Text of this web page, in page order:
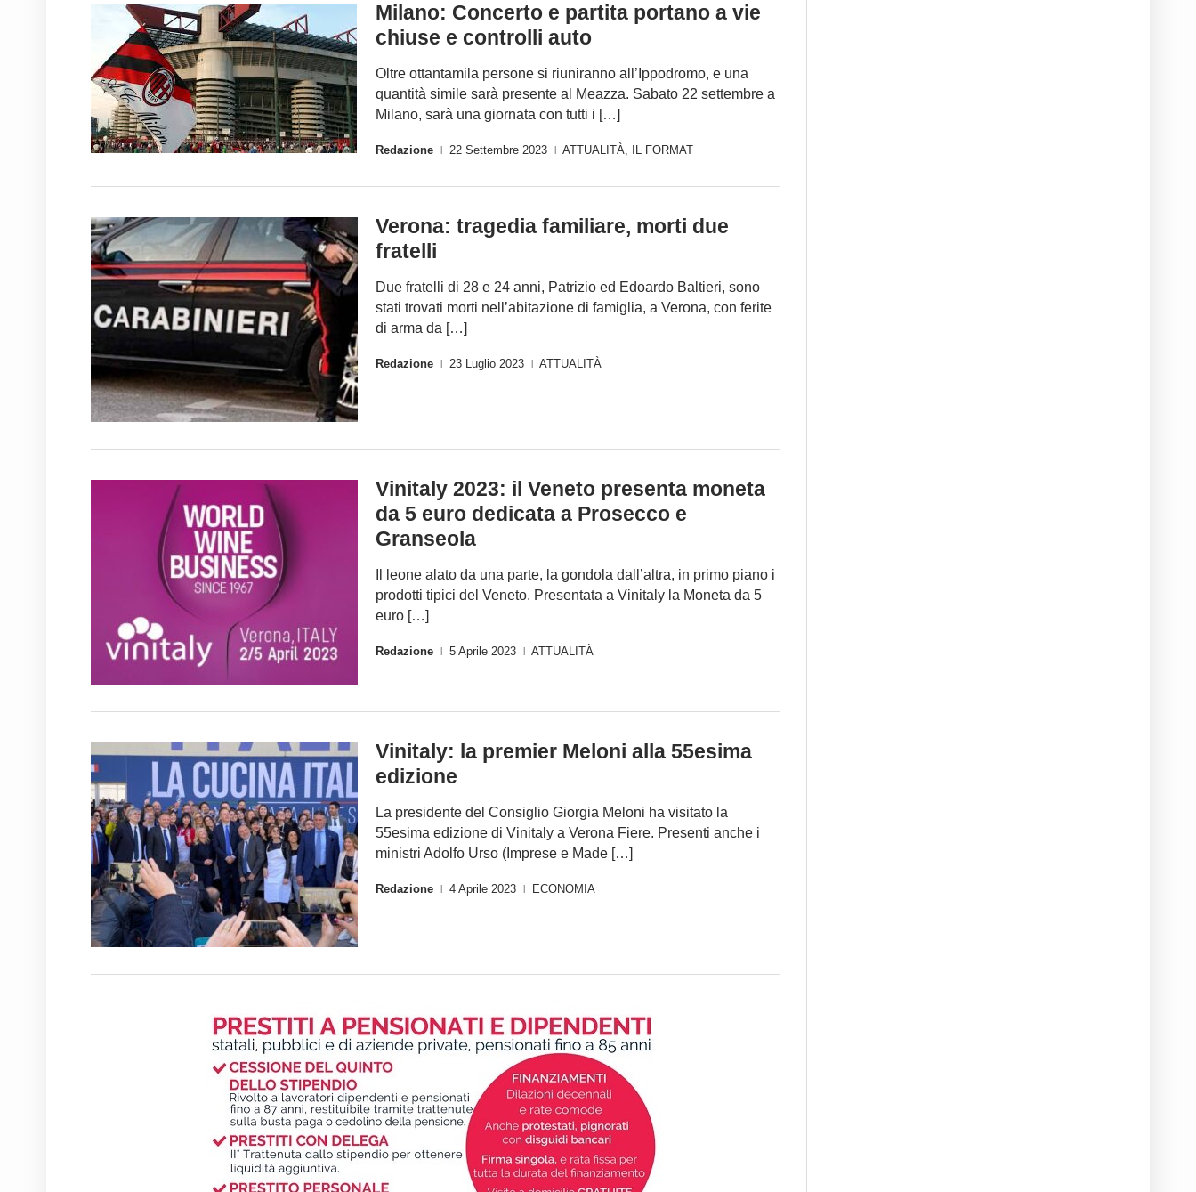
Milano: Concerto e partita portano a vie
chiuse e controlli auto
Oltre ottantamila persone si riuniranno all’Ippodromo, e una
quantità simile sarà presente al Meazza. Sabato 22 settembre a
Milano, sarà una giornata con tutti i […]
Redazione 22 Settembre 2023 ATTUALITÀ, IL FORMAT
Verona: tragedia familiare, morti due
fratelli
Due fratelli di 28 e 24 anni, Patrizio ed Edoardo Baltieri, sono
stati trovati morti nell’abitazione di famiglia, a Verona, con ferite
di arma da […]
Redazione 23 Luglio 2023 ATTUALITÀ
Vinitaly 2023: il Veneto presenta moneta
da 5 euro dedicata a Prosecco e
Granseola
Il leone alato da una parte, la gondola dall’altra, in primo piano i
prodotti tipici del Veneto. Presentata a Vinitaly la Moneta da 5
euro […]
Redazione 5 Aprile 2023 ATTUALITÀ
Vinitaly: la premier Meloni alla 55esima
edizione
La presidente del Consiglio Giorgia Meloni ha visitato la
55esima edizione di Vinitaly a Verona Fiere. Presenti anche i
ministri Adolfo Urso (Imprese e Made […]
Redazione 4 Aprile 2023 ECONOMIA